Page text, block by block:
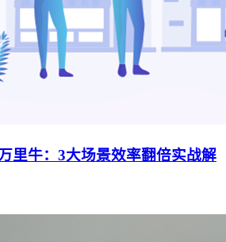
里牛：3大场景效率翻倍实战解